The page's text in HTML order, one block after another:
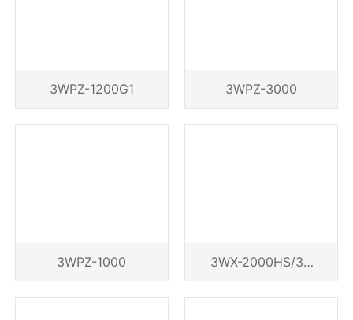
3WPZ-1200G1 3WPZ-3000
3WPZ-1000
3WX-2000HS/30
00HS